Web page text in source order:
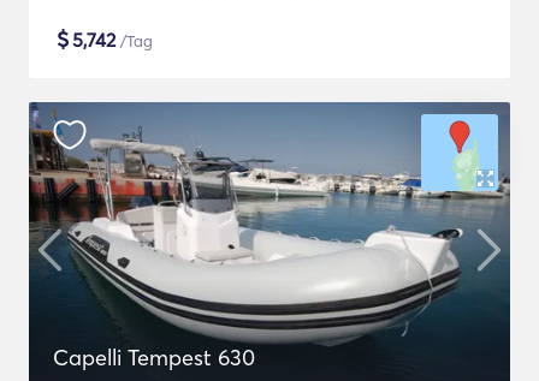
$5,742/Tag
Capelli Tempest 630